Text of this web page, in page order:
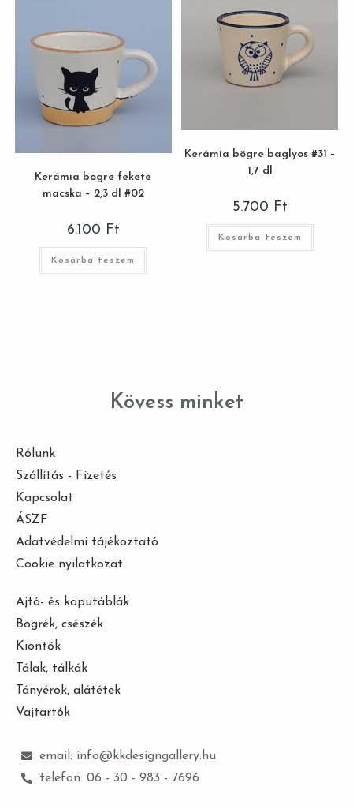
Kerámia bögre fekete
macska – 2,3 dl #02
6.100 Ft
Kosárba teszem
Kerámia bögre baglyos #31 –
1,7 dl
5.700 Ft
Kosárba teszem
Kövess minket
Rólunk
Szállítás - Fizetés
Kapcsolat
ÁSZF
Adatvédelmi tájékoztató
Cookie nyilatkozat
Ajtó- és kaputáblák
Bögrék, csészék
Kiöntők
Tálak, tálkák
Tányérok, alátétek
Vajtartók
email: info@kkdesigngallery.hu
telefon: 06 - 30 - 983 - 7696